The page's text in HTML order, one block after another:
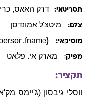
תסריטאי: דרק האאס,
צלם: מיטצ'ל אמונדסן
מוסיקאי: {e.person.fname} {e.person.lname}
מפיק: מארק אי. פלאט
תקציר:
ווסלי גיבסון (ג'יימס